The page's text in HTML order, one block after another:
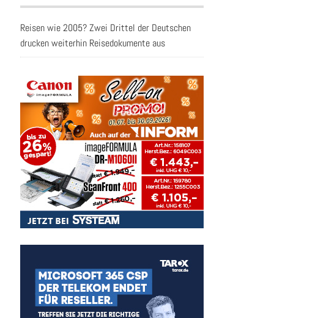
Reisen wie 2005? Zwei Drittel der Deutschen
drucken weiterhin Reisedokumente aus